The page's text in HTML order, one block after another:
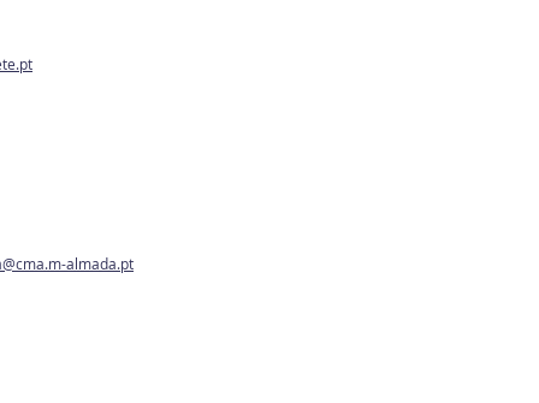
almada.pt